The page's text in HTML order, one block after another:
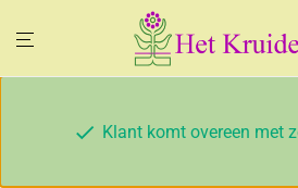
Klant komt overeen met